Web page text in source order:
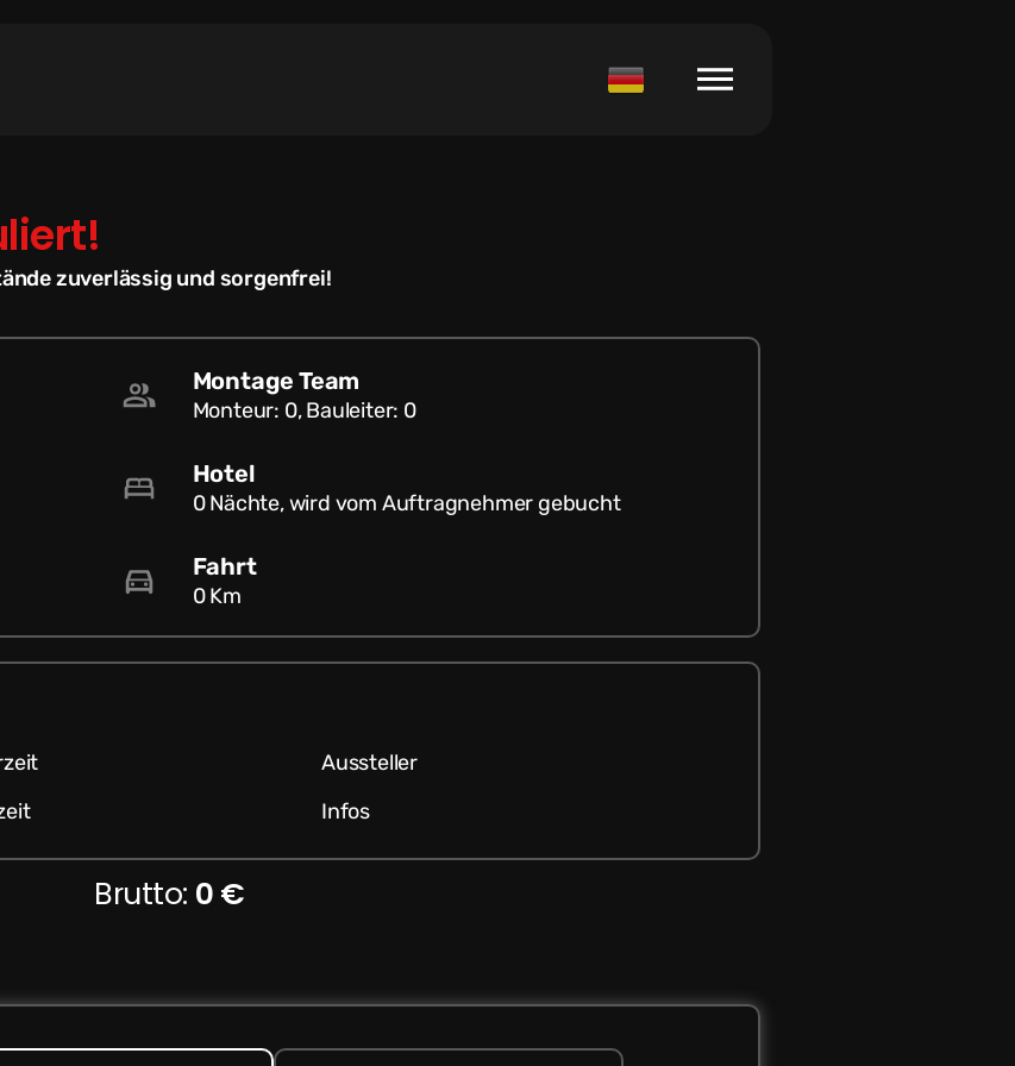
zuverlässig und sorgenfrei!
Montage Team
Monteur: 0, Bauleiter: 0
Hotel
0 Nächte, wird vom Auftragnehmer gebucht
Fahrt
0 Km
Aussteller
Infos
Brutto: 0 €